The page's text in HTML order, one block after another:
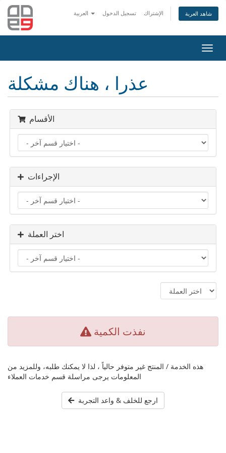
تسجيل الدخول الإشتراك شاهد العربة
عذرا ، هناك مشكلة
الأقسام
الإجراءات
اختر العملة
نفذت الكمية
هذه الخدمة / المنتج غير متوفر حالياً ، لذا لا يمكنك طلبه، وللمزيد من
المعلومات يرجى مراسلة قسم خدمات العملاء
ارجع للخلف & واعد التجربة